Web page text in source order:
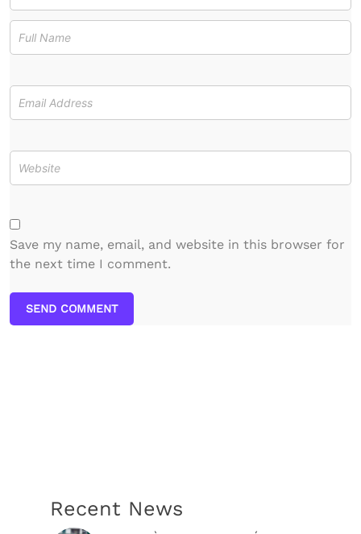
Save my name, email, and website in this browser for
the next time I comment.
SEND COMMENT
Recent News